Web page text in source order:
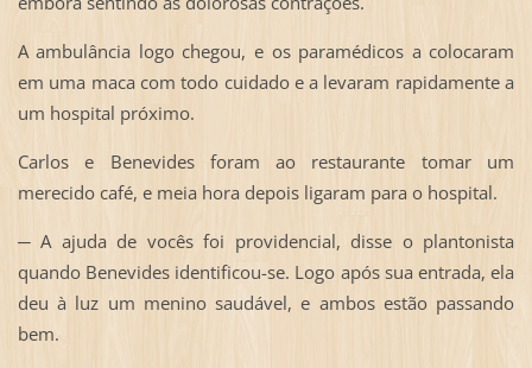
A ambulância logo chegou, e os paramédicos a colocaram
em uma maca com todo cuidado e a levaram rapidamente a
um hospital próximo.
Carlos e Benevides foram ao restaurante tomar um
merecido café, e meia hora depois ligaram para o hospital.
─ A ajuda de vocês foi providencial, disse o plantonista
quando Benevides identificou-se. Logo após sua entrada, ela
deu à luz um menino saudável, e ambos estão passando
bem.